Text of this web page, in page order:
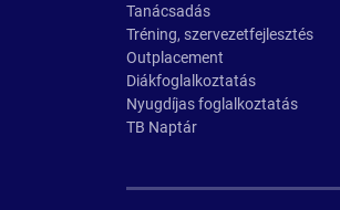
Tanácsadás
Tréning, szervezetfejlesztés
Outplacement
Diákfoglalkoztatás
Nyugdíjas foglalkoztatás
TB Naptár